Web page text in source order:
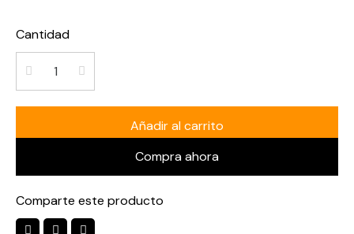
Cantidad
Añadir al carrito
Compra ahora
Comparte este producto